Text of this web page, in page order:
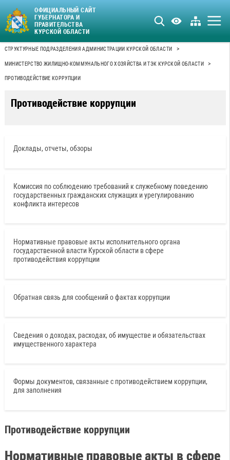
ОФИЦИАЛЬНЫЙ САЙТ
ГУБЕРНАТОРА И
ПРАВИТЕЛЬСТВА
КУРСКОЙ ОБЛАСТИ
СТРУКТУРНЫЕ ПОДРАЗДЕЛЕНИЯ АДМИНИСТРАЦИИ КУРСКОЙ ОБЛАСТИ >
МИНИСТЕРСТВО ЖИЛИЩНО-КОММУНАЛЬНОГО ХОЗЯЙСТВА И ТЭК КУРСКОЙ ОБЛАСТИ >
ПРОТИВОДЕЙСТВИЕ КОРРУПЦИИ
Противодействие коррупции
Доклады, отчеты, обзоры
Комиссия по соблюдению требований к служебному поведению
государственных гражданских служащих и урегулированию
конфликта интересов
Нормативные правовые акты исполнительного органа
государственной власти Курской области в сфере
противодействия коррупции
Обратная связь для сообщений о фактах коррупции
Сведения о доходах, расходах, об имуществе и обязательствах
имущественного характера
Формы документов, связанные с противодействием коррупции,
для заполнения
Противодействие коррупции
Нормативные правовые акты в сфере